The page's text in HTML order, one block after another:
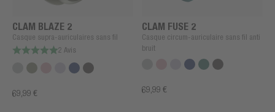
CLAM BLAZE 2
Casque supra-auriculaires sans fil
2 Avis
69,99 €
CLAM FUSE 2
Casque circum-auriculaire sans fil anti
bruit
69,99 €